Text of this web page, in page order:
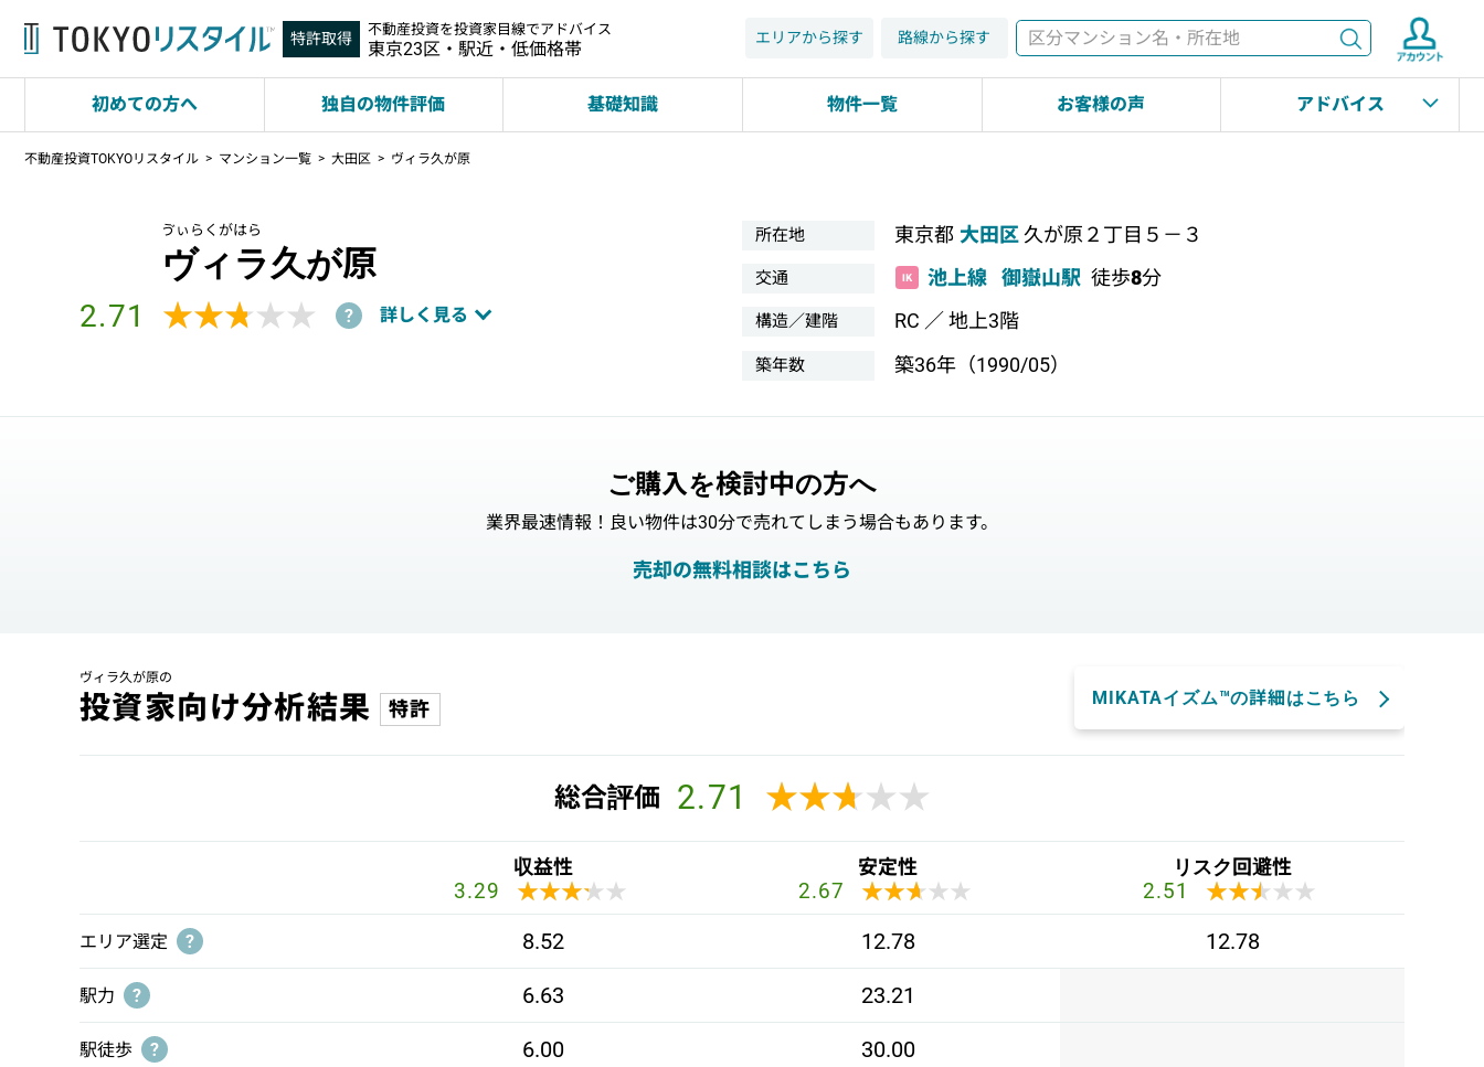
特許取得 不動産投資を投資家目線でアドバイス
東京23区・駅近・低価格帯
検索
エリアから探す 路線から探す
初めての方へ 独自の物件評価 基礎知識 物件一覧 お客様の声 アドバイス
不動産投資TOKYOリスタイル マンション一覧 大田区 ヴィラ久が原
ゔぃらくがはら
ヴィラ久が原
2.71 ★★★★★
★★★★★ ? 詳しく見る
所在地 東京都 大田区 久が原２丁目５－３
交通 池上線 御嶽山駅 徒歩8分
構造／建階 RC ／ 地上3階
築年数 築36年（1990/05）
ご購入を検討中の方へ
業界最速情報！良い物件は30分で売れてしまう場合もあります。
売却の無料相談はこちら
ヴィラ久が原の
投資家向け分析結果 特許 MIKATAイズム™の詳細はこちら
総合評価 2.71 ★★★★★
★★★★★
収益性
3.29 ★★★★★
★★★★★
安定性
2.67 ★★★★★
★★★★★
リスク回避性
2.51 ★★★★★
★★★★★
エリア選定 ? 8.52 12.78 12.78
駅力 ? 6.63 23.21
駅徒歩 ? 6.00 30.00